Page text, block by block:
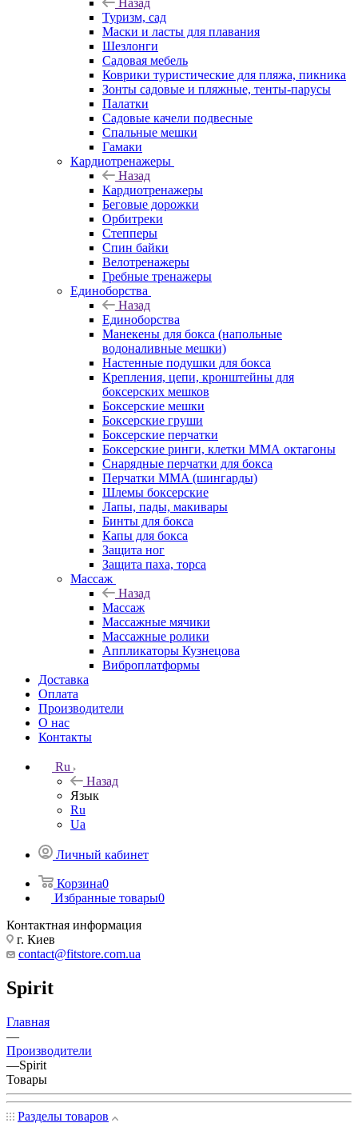
Назад
Туризм, сад
Маски и ласты для плавания
Шезлонги
Садовая мебель
Коврики туристические для пляжа, пикника
Зонты садовые и пляжные, тенты-парусы
Палатки
Садовые качели подвесные
Спальные мешки
Гамаки
Кардиотренажеры
Назад
Кардиотренажеры
Беговые дорожки
Орбитреки
Степперы
Спин байки
Велотренажеры
Гребные тренажеры
Единоборства
Назад
Единоборства
Манекены для бокса (напольные
водоналивные мешки)
Настенные подушки для бокса
Крепления, цепи, кронштейны для
боксерских мешков
Боксерские мешки
Боксерские груши
Боксерские перчатки
Боксерские ринги, клетки ММА октагоны
Снарядные перчатки для бокса
Перчатки MMA (шингарды)
Шлемы боксерские
Лапы, пады, макивары
Бинты для бокса
Капы для бокса
Защита ног
Защита паха, торса
Массаж
Назад
Массаж
Массажные мячики
Массажные ролики
Аппликаторы Кузнецова
Виброплатформы
Доставка
Оплата
Производители
О нас
Контакты
Ru
Назад
Язык
Ru
Ua
Личный кабинет
Корзина0
Избранные товары0
Контактная информация
г. Киев
contact@fitstore.com.ua
Spirit
Главная
—
Производители
—Spirit
Товары
Разделы товаров